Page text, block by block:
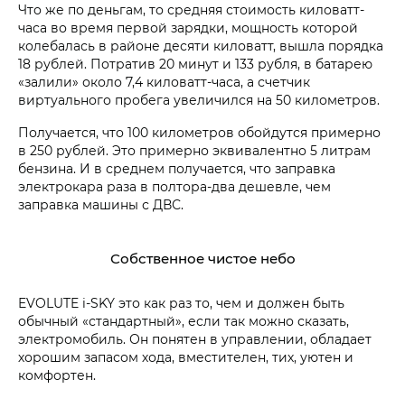
Что же по деньгам, то средняя стоимость киловатт-
часа во время первой зарядки, мощность которой
колебалась в районе десяти киловатт, вышла порядка
18 рублей. Потратив 20 минут и 133 рубля, в батарею
«залили» около 7,4 киловатт-часа, а счетчик
виртуального пробега увеличился на 50 километров.
Получается, что 100 километров обойдутся примерно
в 250 рублей. Это примерно эквивалентно 5 литрам
бензина. И в среднем получается, что заправка
электрокара раза в полтора-два дешевле, чем
заправка машины с ДВС.
Собственное чистое небо
EVOLUTE i‑SKY это как раз то, чем и должен быть
обычный «стандартный», если так можно сказать,
электромобиль. Он понятен в управлении, обладает
хорошим запасом хода, вместителен, тих, уютен и
комфортен.